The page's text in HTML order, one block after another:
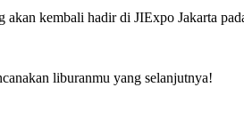
akan kembali hadir di JIExpo Jakarta
liburanmu yang selanjutnya!